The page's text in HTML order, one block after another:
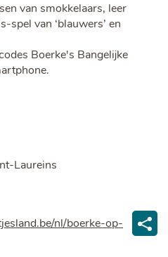
van smokkelaars, leer
spel van ‘blauwers’ en
Boerke's Bangelijke
Laureins
nl/boerke-op-